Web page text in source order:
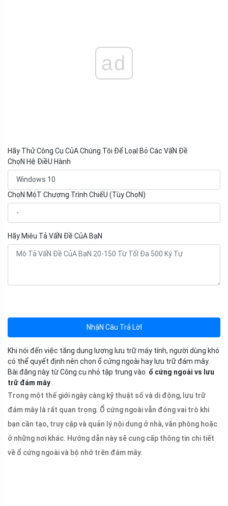
ad
Hãy Thử Công Cụ CủA Chúng Tôi Để LoạI Bỏ Các VấN Đề
ChọN Hệ ĐiềU Hành
ChọN MộT Chương Trình ChiếU (Tùy ChọN)
Hãy Miêu Tả VấN Đề CủA BạN
NhậN Câu Trả LờI
Khi nói đến việc tăng dung lượng lưu trữ máy tính, người dùng khó
có thể quyết định nên chọn ổ cứng ngoài hay lưu trữ đám mây.
Bài đăng này từ Công cụ nhỏ tập trung vào ổ cứng ngoài vs lưu
trữ đám mây
Trong một thế giới ngày càng kỹ thuật số và di động, lưu trữ
đám mây là rất quan trọng. Ổ cứng ngoài vẫn đóng vai trò khi
bạn cần tạo, truy cập và quản lý nội dung ở nhà, văn phòng hoặc
ở những nơi khác. Hướng dẫn này sẽ cung cấp thông tin chi tiết
về ổ cứng ngoài và bộ nhớ trên đám mây.